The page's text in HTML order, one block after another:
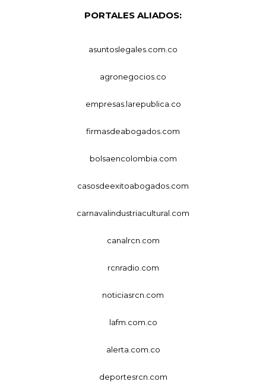
PORTALES ALIADOS:
asuntoslegales.com.co
agronegocios.co
empresas.larepublica.co
firmasdeabogados.com
bolsaencolombia.com
casosdeexitoabogados.com
carnavalindustriacultural.com
canalrcn.com
rcnradio.com
noticiasrcn.com
lafm.com.co
alerta.com.co
deportesrcn.com